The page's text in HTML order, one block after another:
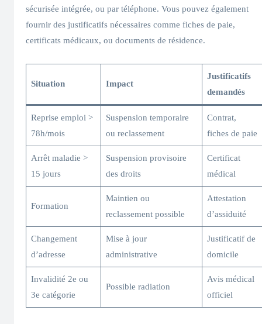
sécurisée intégrée, ou par téléphone. Vous pouvez également
fournir des justificatifs nécessaires comme fiches de paie,
certificats médicaux, ou documents de résidence.
Situation Impact
Justificatifs
demandés
Reprise emploi >
78h/mois
Suspension temporaire
ou reclassement
Contrat,
fiches de paie
Arrêt maladie >
15 jours
Suspension provisoire
des droits
Certificat
médical
Formation
Maintien ou
reclassement possible
Attestation
d’assiduité
Changement
d’adresse
Mise à jour
administrative
Justificatif de
domicile
Invalidité 2e ou
3e catégorie
Possible radiation
Avis médical
officiel